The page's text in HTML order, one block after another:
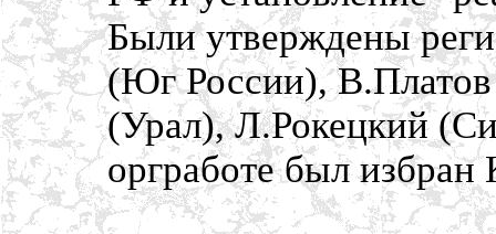
Были утверждены
(Юг России),
(Урал), Л.Рокецкий
оргработе был избран